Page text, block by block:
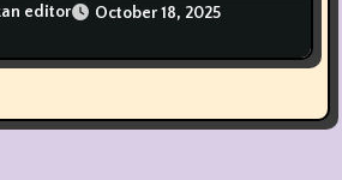
editor October 18, 2025